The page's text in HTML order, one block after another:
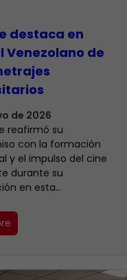
destaca en
Venezolano de
de 2026
reafirmó su
con la formación
y el impulso del cine
durante su
en esta…